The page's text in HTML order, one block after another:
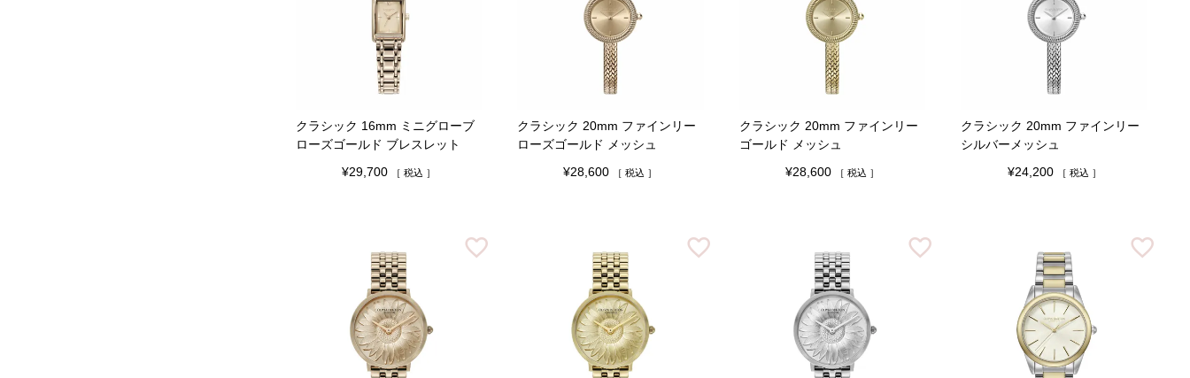
クラシック 16mm ミニグローブ
ローズゴールド ブレスレット
¥29,700 税込
クラシック 20mm ファインリー
ローズゴールド メッシュ
¥28,600 税込
クラシック 20mm ファインリー
ゴールド メッシュ
¥28,600 税込
クラシック 20mm ファインリー
シルバーメッシュ
¥24,200 税込